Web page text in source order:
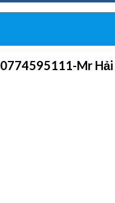
0774595111-Mr Hải